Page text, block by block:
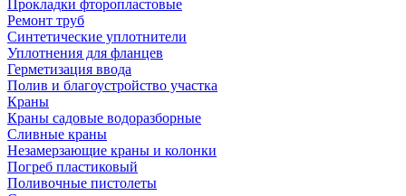
Прокладки фторопластовые
Ремонт труб
Синтетические уплотнители
Уплотнения для фланцев
Герметизация ввода
Полив и благоустройство участка
Краны
Краны садовые водоразборные
Сливные краны
Незамерзающие краны и колонки
Погреб пластиковый
Поливочные пистолеты